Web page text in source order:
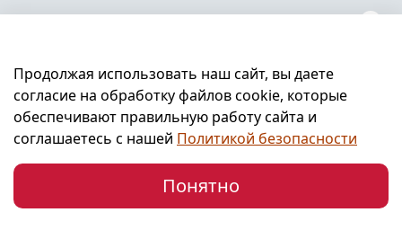
Клиентам
Информация
Продолжая использовать наш сайт, вы даете
согласие на обработку файлов cookie, которые
обеспечивают правильную работу сайта и
соглашаетесь с нашей Политикой безопасности
Понятно